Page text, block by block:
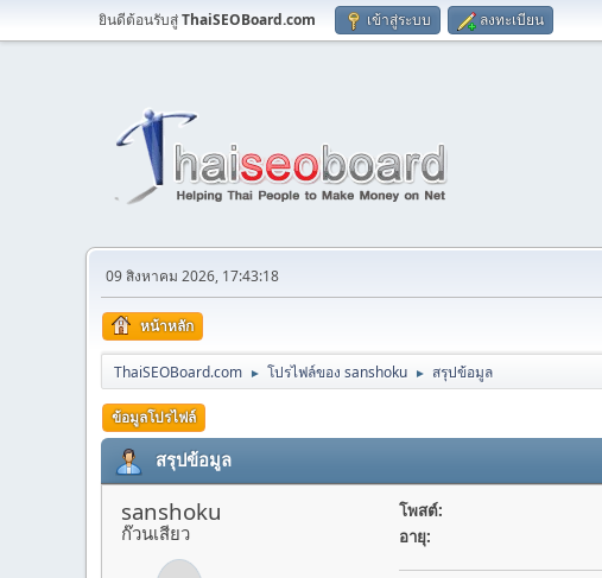
ยินดีต้อนรับสู่ThaiSEOBoard.com เข้าสู่ระบบ ลงทะเบียน
09 สิงหาคม 2026, 17:43:18
หน้าหลัก
ThaiSEOBoard.com ► โปรไฟล์ของ sanshoku ► สรุปข้อมูล
ข้อมูลโปรไฟล์
สรุปข้อมูล
sanshoku
ก๊วนเสียว
โพสต์:
อายุ: